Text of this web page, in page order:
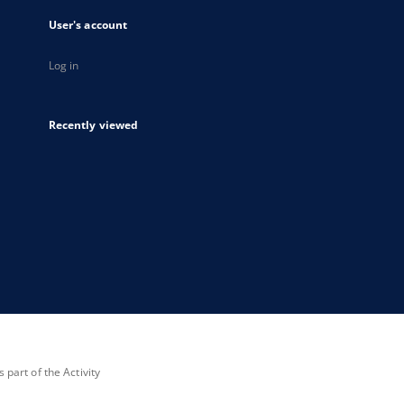
User's account
Log in
Recently viewed
part of the Activity